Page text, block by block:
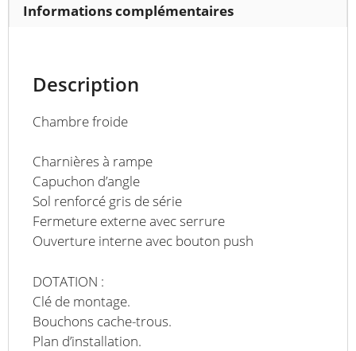
mm,
Informations complémentaires
Description
Chambre froide
Charnières à rampe
Capuchon d’angle
Sol renforcé gris de série
Fermeture externe avec serrure
Ouverture interne avec bouton push
DOTATION :
Clé de montage.
Bouchons cache-trous.
Plan d’installation.